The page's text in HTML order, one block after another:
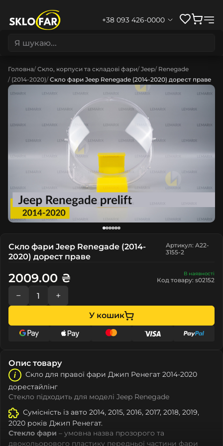
+38 093 426-0000
Головна Скло, корпуси та складові фари Jeep Renegade
(2014-2020) Скло фари Jeep Renegade (2014-2020) дорест праве
Скло фари Jeep Renegade (2014-
2020) дорест праве
Артикул: A22-
3155-2
В наявності
Код товару: s02152
2009.00 ₴
− +
У кошик
Опис товару
Скло для правої фари Джип Ренегат 2014-2020
дорестайлінг
Стекло підходить для моделі Jeep Renegade
Сумісність із авто 2014, 2015, 2016, 2017, 2018, 2019,
2020 років Джип Ренегат.
Стекло фари – умовна назва прозорого та
двокольорового пластику передньої частини фари